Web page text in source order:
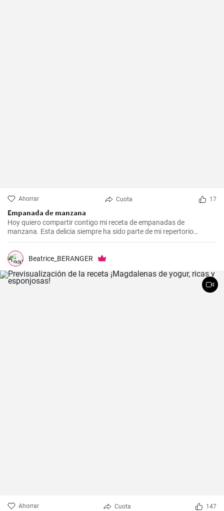
Ahorrar Cuota 17
Empanada de manzana
Hoy quiero compartir contigo mi receta de empanadas de
manzana. Esta delicia siempre ha sido parte de mi repertorio
culinario. Me gusta hacerlas en epocas de frio para endulzar el
paladar y demostrar que no sólo las empanadas saladas pueden
hacerte feliz. Es un postre que nunca falla en las reuniones
familiares y siempre impresiona a los invitados. Espero que la
disfrutes tanto como yo.
Beatrice_BERANGER
Ahorrar Cuota 147